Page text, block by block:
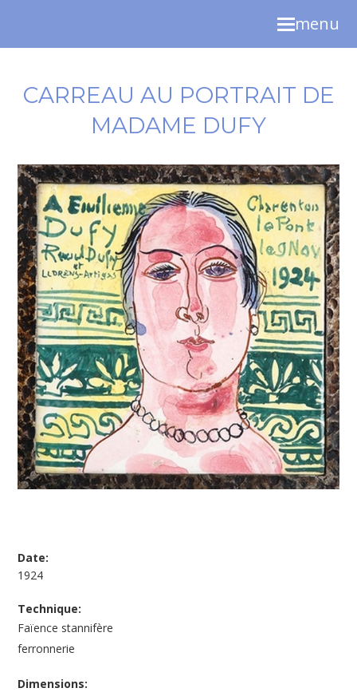
menu
CARREAU AU PORTRAIT DE
MADAME DUFY
Date:
1924
Technique:
Faïence stannifère
ferronnerie
Dimensions: